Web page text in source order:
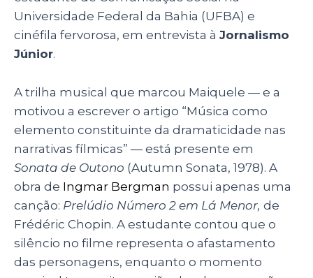
Universidade Federal da Bahia (UFBA) e
cinéfila fervorosa, em entrevista à Jornalismo
Júnior.
A trilha musical que marcou Maiquele — e a
motivou a escrever o artigo “Música como
elemento constituinte da dramaticidade nas
narrativas fílmicas” — está presente em
Sonata de Outono (Autumn Sonata, 1978). A
obra de Ingmar Bergman possui apenas uma
canção: Prelúdio Número 2 em Lá Menor, de
Frédéric Chopin. A estudante contou que o
silêncio no filme representa o afastamento
das personagens, enquanto o momento